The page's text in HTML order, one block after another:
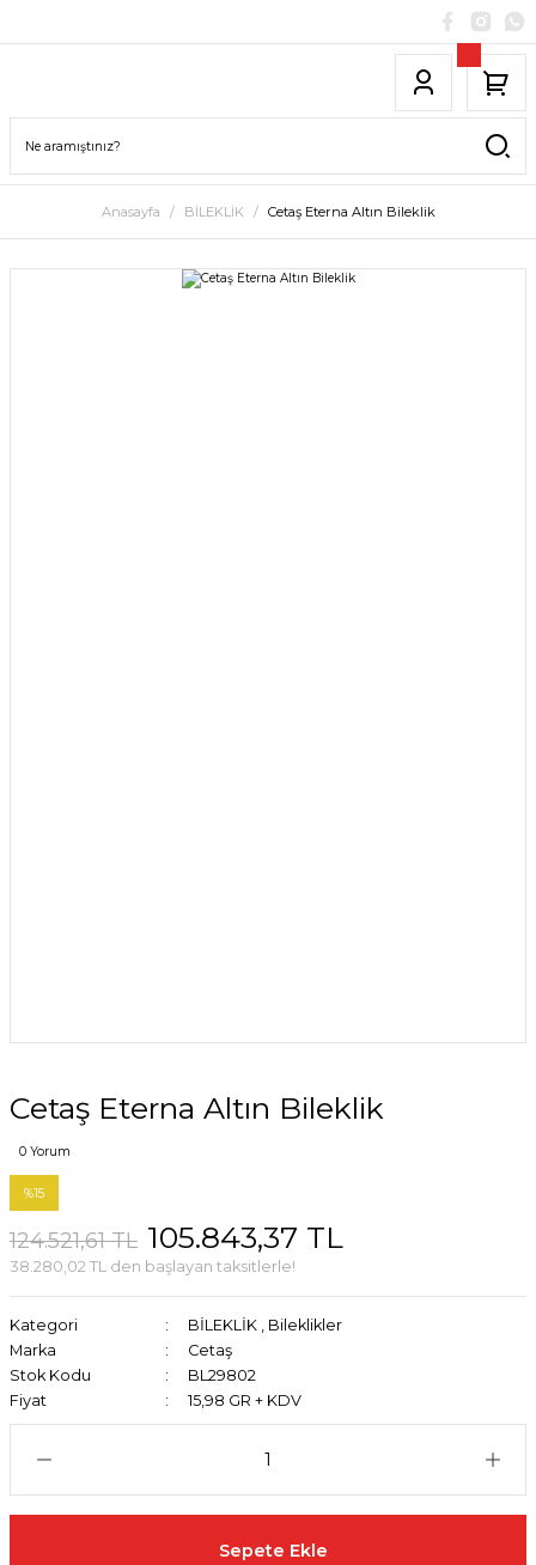
Anasayfa BİLEKLİK Cetaş Eterna Altın Bileklik
Cetaş Eterna Altın Bileklik
0 Yorum
%15
124.521,61 TL 105.843,37 TL
38.280,02 TL den başlayan taksitlerle!
Kategori BİLEKLİK , Bileklikler
Marka
Cetaş
Stok Kodu
BL29802
Fiyat
15,98 GR + KDV
Sepete Ekle